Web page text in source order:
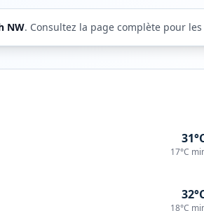
NW. Consultez la page complète pour
17°C
18°C